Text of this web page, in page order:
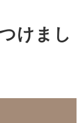
けまし